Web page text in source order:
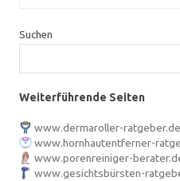
Suchen
Weiterführende Seiten
www.dermaroller-ratgeber.de
www.hornhautentferner-
www.porenreiniger-
www.gesichtsbürsten-